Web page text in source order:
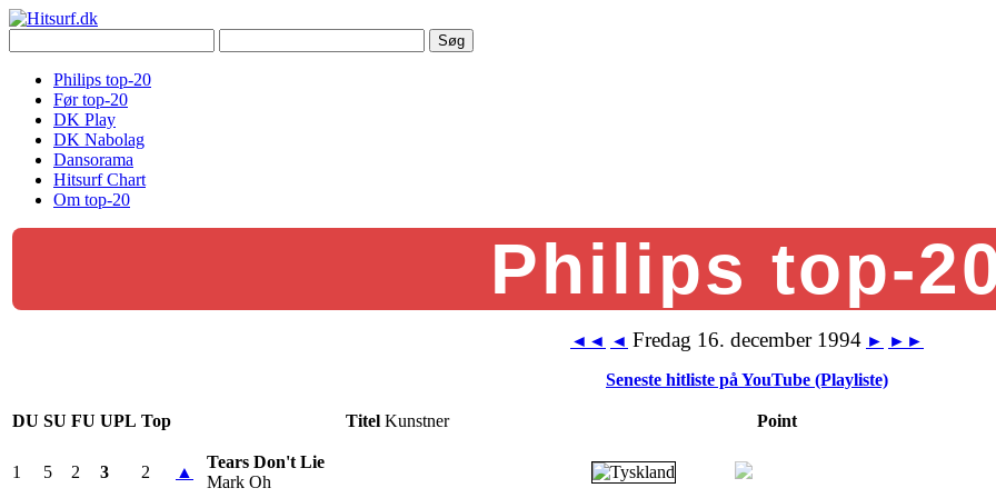
Philips top-20
Før top-20
DK Play
DK Nabolag
Dansorama
Hitsurf Chart
Om top-20
Philips top-
◄◄ ◄ Fredag 16. december 1994 ► ►►
Seneste hitliste på YouTube (Playliste)
DU SU FU UPL Top Titel Kunstner Point
1 5 2 3 2 ▲
Tears Don't Lie
Mark Oh